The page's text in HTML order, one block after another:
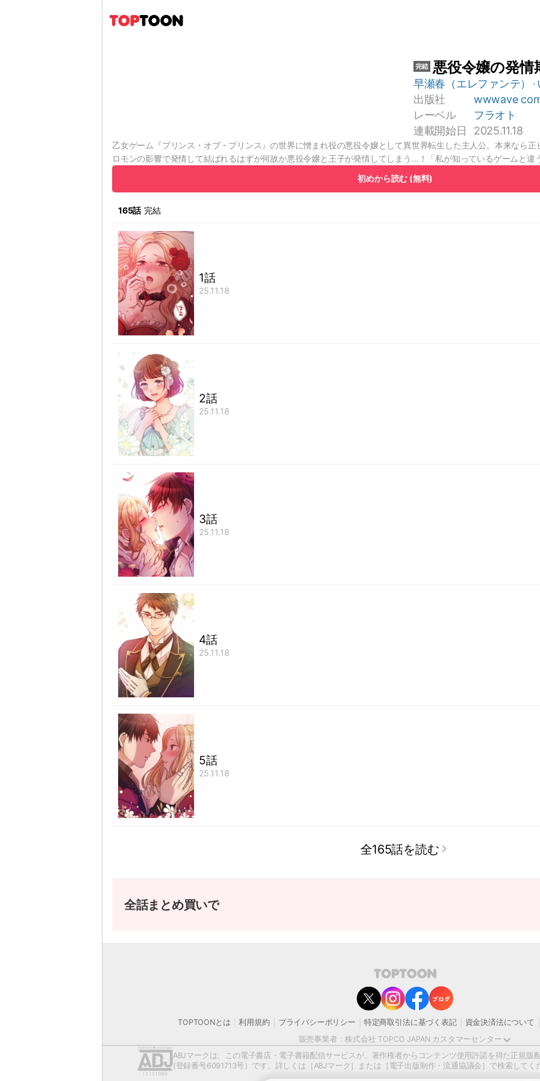
悪役令嬢の発情
早瀬春（エレファンテ）
出版社
wwwave
レーベル
フラオト
連載開始日
2025.11.18
乙女ゲーム『プリンス・オブ・プリンス』の世界に憎まれ役の悪役令嬢として異世界転生した主人公。本来なら
ロモンの影響で発情して結ばれるはずが何故か悪役令嬢と王子が発情してしまう…！「私が知っているゲームと
初めから読む (無料)
165話 完結
1話
25.11.18
2話
25.11.18
3話
25.11.18
4話
25.11.18
5話
25.11.18
全165話を読む
全話まとめ買いで
TOPTOONとは 利用規約 プライバシーポリシー 特定商取引法に基づく表記 資金決済法について
販売事業者：株式会社 TOPCO JAPAN カスタマーセンター
contact@toptoon.jp
カスタマーセンター受付時間 10：30～13：00、14：00～18：30（土・日・祝日は
営業時間外にいただいたお問い合わせは、翌営業日以降にご対応いたしますことをご了承
モバイルやパソコンの迷惑メール対策等により、弊社からお送りするメールが正しく届かない
お手数おかけいたしますが、迷惑メールフィルターの解除、または以下のドメインを受信できるよう設
@toptoon.jp
著作権者または当社の許諾を得ずにコンテンツの一部または全部を 複製、転載、送信、放送、配布、貸与、翻訳、変造
ABJマークは、この電子書店・電子書籍配信サービスが、著作権者からコンテンツ使用許諾を得た正規版
(登録番号6091713号）です。詳しくは［ABJマーク］または［電子出版制作・流通協議会］で検索してく